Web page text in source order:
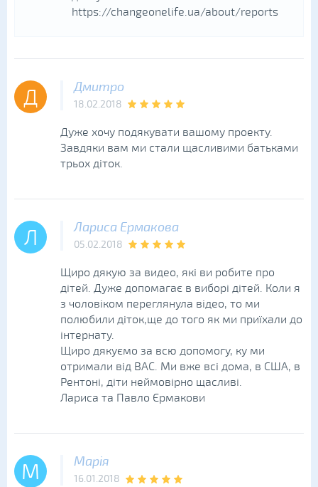
https://changeonelife.ua/about/reports
Д Дмитро
18.02.2018
Дуже хочу подякувати вашому проекту.
Завдяки вам ми стали щасливими батьками
трьох діток.
Л Лариса Ермакова
05.02.2018
Щиро дякую за видео, які ви робите про
дітей. Дуже допомагає в виборі дітей. Коли я
з чоловіком переглянула відео, то ми
полюбили діток,ще до того як ми приїхали до
інтернату.
Щиро дякуємо за всю допомогу, ку ми
отримали від ВАС. Ми вже всі дома, в США, в
Рентоні, діти неймовірно щасливі.
Лариса та Павло Єрмакови
М Марія
16.01.2018